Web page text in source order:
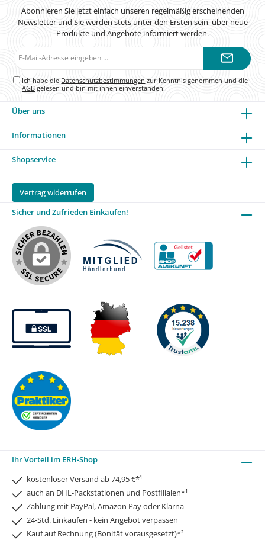
Abonnieren Sie jetzt einfach unseren regelmäßig erscheinenden
Newsletter und Sie werden stets unter den Ersten sein, über neue
Produkte und Angebote informiert werden.
Ich habe die Datenschutzbestimmungen zur Kenntnis genommen und die
AGB gelesen und bin mit ihnen einverstanden.
Über uns
Informationen
Shopservice
Vertrag widerrufen
Sicher und Zufrieden Einkaufen!
Ihr Vorteil im ERH-Shop
kostenloser Versand ab 74,95 €*¹
auch an DHL-Packstationen und Postfilialen*¹
Zahlung mit PayPal, Amazon Pay oder Klarna
24-Std. Einkaufen - kein Angebot verpassen
Kauf auf Rechnung (Bonität vorausgesetzt)*²